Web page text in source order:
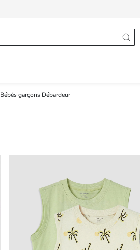
Bébés garçons Débardeur